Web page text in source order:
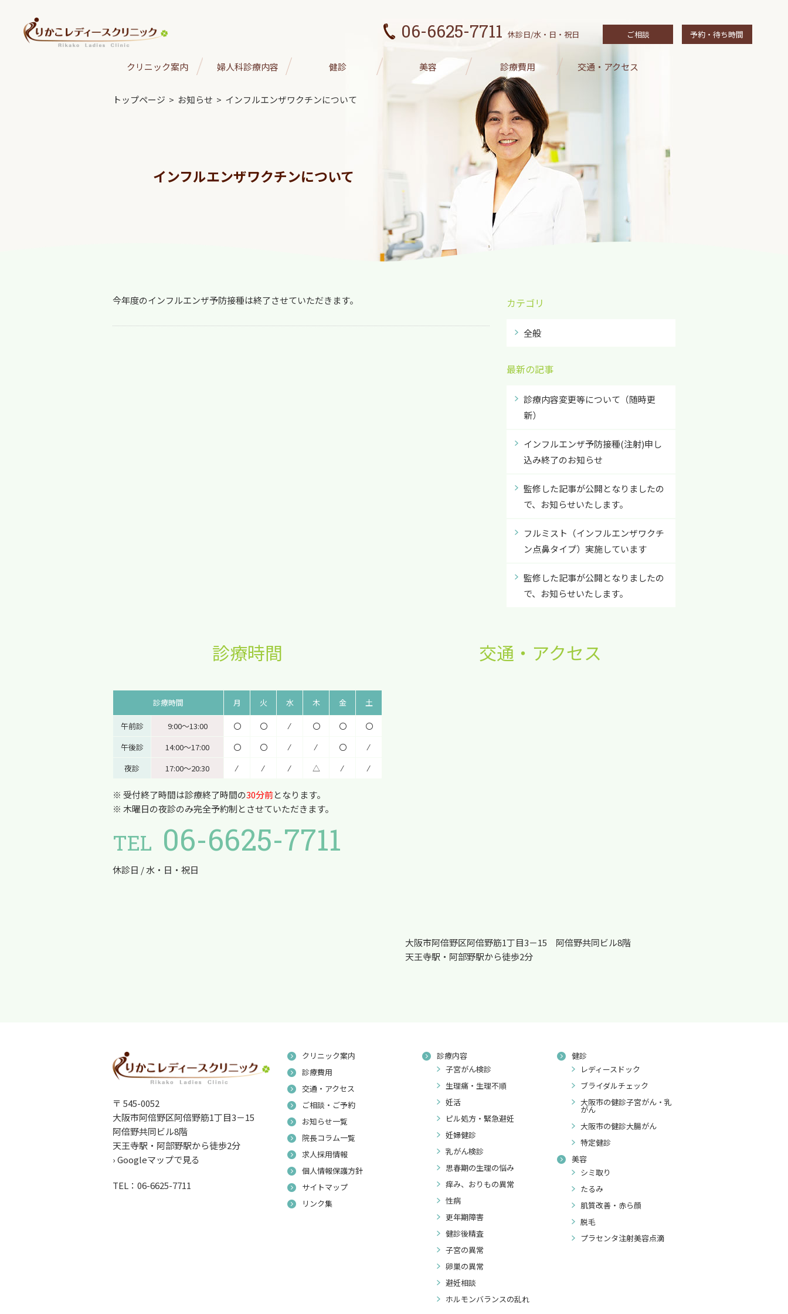
06-6625-7711 休診日/水・日・祝日 ご相談 予約・待ち時間
クリニック案内 婦人科診療内容 健診 美容 診療費用 交通・アクセス
トップページ > お知らせ > インフルエンザワクチンについて
インフルエンザワクチンについて
今年度のインフルエンザ予防接種は終了させていただきます。 カテゴリ
全般
最新の記事
診療内容変更等について（随時更
新）
インフルエンザ予防接種(注射)申し
込み終了のお知らせ
監修した記事が公開となりましたの
で、お知らせいたします。
フルミスト（インフルエンザワクチ
ン点鼻タイプ）実施しています
監修した記事が公開となりましたの
で、お知らせいたします。
診療時間
診療時間 月 火 水 木 金 土
午前診 9:00〜13:00 〇 〇 ⁄ 〇 〇
〇
午後診
14:00〜17:00 〇 〇 ⁄ ⁄ 〇
⁄
夜診
17:00〜20:30 ⁄ ⁄ ⁄ △ ⁄ ⁄
※ 受付終了時間は診療終了時間の30分前となります。
※ 木曜日の夜診のみ完全予約制とさせていただきます。
TEL 06-6625-7711
休診日 / 水・日・祝日
交通・アクセス
大阪市阿倍野区阿倍野筋1丁目3－15 阿倍野共同ビル8階
天王寺駅・阿部野駅から徒歩2分
〒 545-0052
大阪市阿倍野区阿倍野筋1丁目3－15
阿倍野共同ビル8階
天王寺駅・阿部野駅から徒歩2分
› Googleマップで見る
TEL：06-6625-7711
クリニック案内
診療費用
交通・アクセス
ご相談・ご予約
お知らせ一覧
院長コラム一覧
求人採用情報
個人情報保護方針
サイトマップ
リンク集
診療内容
子宮がん検診
生理痛・生理不順
妊活
ピル処方・緊急避妊
妊婦健診
乳がん検診
思春期の生理の悩み
痒み、おりもの異常
性病
更年期障害
健診後精査
子宮の異常
卵巣の異常
避妊相談
ホルモンバランスの乱れ
健診
レディースドック
ブライダルチェック
大阪市の健診子宮がん・乳
がん
大阪市の健診大腸がん
特定健診
美容
シミ取り
たるみ
肌質改善・赤ら顔
脱毛
プラセンタ注射美容点滴